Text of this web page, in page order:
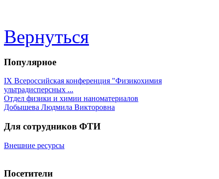
Вернуться
Популярное
IX Всероссийская конференция "Физикохимия
ультрадисперсных ...
Отдел физики и химии наноматериалов
Добышева Людмила Викторовна
Для сотрудников ФТИ
Внешние ресурсы
Посетители